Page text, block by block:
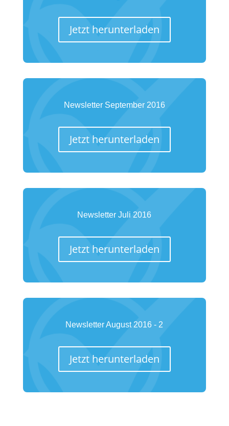
Jetzt herunterladen
Newsletter September 2016
Jetzt herunterladen
Newsletter Juli 2016
Jetzt herunterladen
Newsletter August 2016 - 2
Jetzt herunterladen